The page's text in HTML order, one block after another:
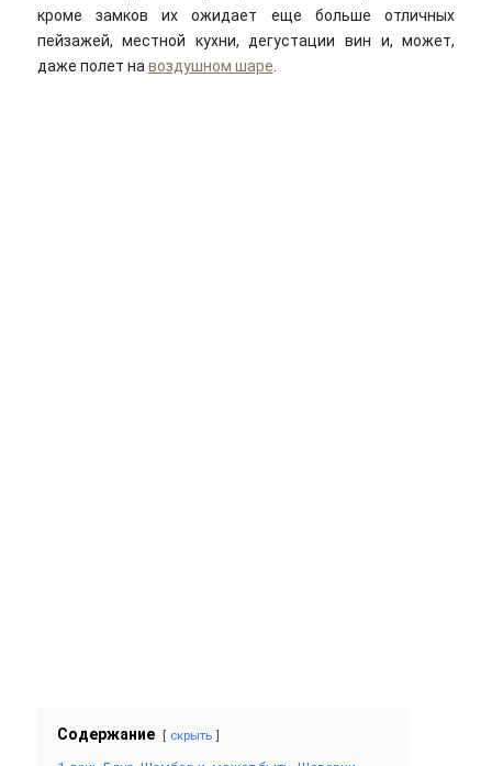
кроме замков их ожидает еще больше отличных
пейзажей, местной кухни, дегустации вин и, может,
даже полет на воздушном шаре
Содержание скрыть